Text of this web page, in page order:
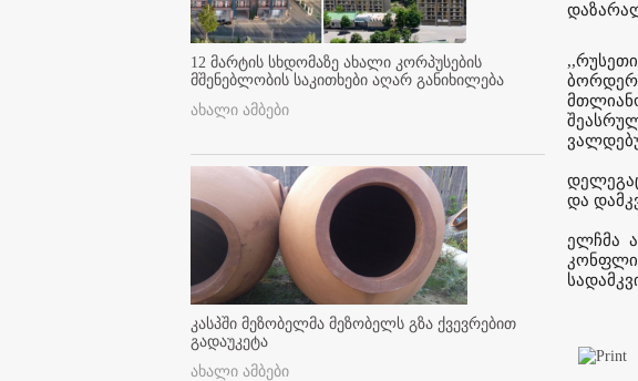
12 მარტის სხდომაზე ახალი კორპუსების
მშენებლობის საკითხები აღარ განიხილება
ახალი ამბები
კასპში მეზობელმა მეზობელს გზა ქვევრებით
გადაუკეტა
ახალი ამბები
და
ელჩმა